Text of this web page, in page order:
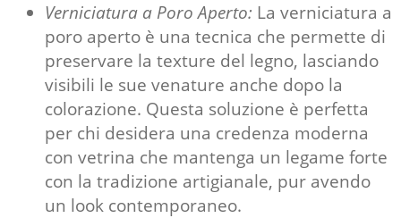
Verniciatura a Poro Aperto: La verniciatura a
poro aperto è una tecnica che permette di
preservare la texture del legno, lasciando
visibili le sue venature anche dopo la
colorazione. Questa soluzione è perfetta
per chi desidera una credenza moderna
con vetrina che mantenga un legame forte
con la tradizione artigianale, pur avendo
un look contemporaneo.